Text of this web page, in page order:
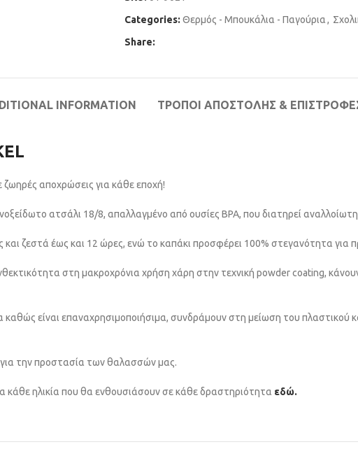
Categories: Θερμός - Μπουκάλια - Παγούρια,
Share:
INFORMATION ΤΡΌΠΟΙ ΑΠΟΣΤΟΛΉΣ &
αποχρώσεις για κάθε εποχή!
ατσάλι 18/8, απαλλαγμένο από ουσίες BPA, που διατηρεί
ζεστά έως και 12 ώρες, ενώ το καπάκι προσφέρει 100% στεγανότητα για
στη μακροχρόνια χρήση χάρη στην τεχνική powder coating,
είναι επαναχρησιμοποιήσιμα, συνδράμουν στη μείωση του πλαστικού
την προστασία των θαλασσών μας.
ηλικία που θα ενθουσιάσουν σε κάθε δραστηριότητα εδώ.